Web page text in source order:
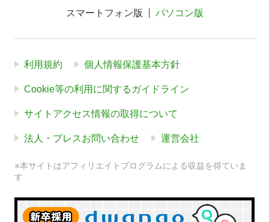
スマートフォン版 パソコン版
利用規約 個人情報保護基本方針
Cookie等の利用に関するガイドライン
サイトアクセス情報の取得について
法人・プレスお問い合わせ 運営会社
※本サイトはアフィリエイトプログラムによる収益を得ていま
す